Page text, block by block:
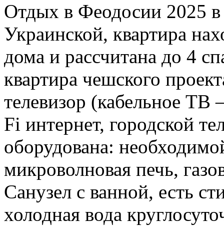
Отдых в Феодосии 2025 в
Украинской, квартира
дома и рассчитана до 4
квартира чешского
телевизор (кабельное ТВ
Fi интернет, городской
оборудована:
микроволновая печь,
Санузел с ванной, есть
холодная вода